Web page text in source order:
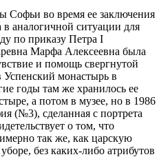
Софьи во время ее заключения
аналогичной ситуации для
по приказу Петра I
Марфа Алексеевна была
и помощь свергнутой
Успенский монастырь в
годы там же хранилось ее
а потом в музее, но в 1986
(№3), сделанная с портрета
о том, что
так же, как царскую
без каких-либо атрибутов